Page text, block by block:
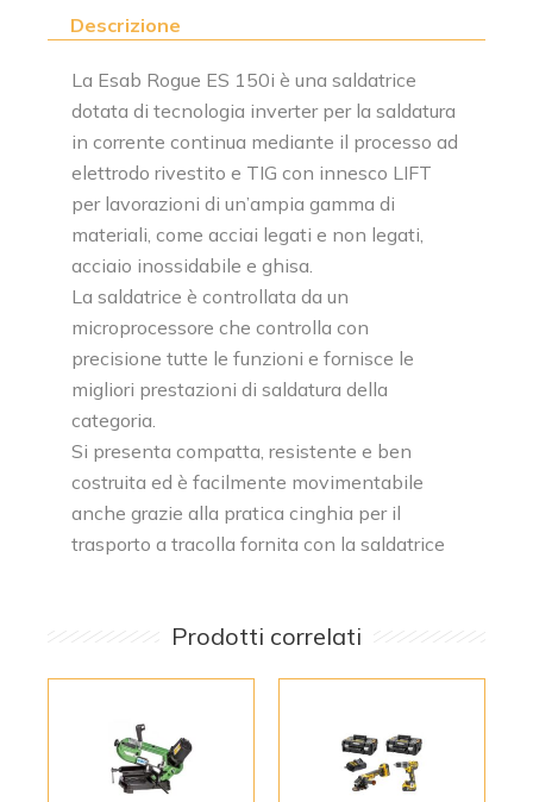
Descrizione
La Esab Rogue ES 150i è una saldatrice
dotata di tecnologia inverter per la saldatura
in corrente continua mediante il processo ad
elettrodo rivestito e TIG con innesco LIFT
per lavorazioni di un’ampia gamma di
materiali, come acciai legati e non legati,
acciaio inossidabile e ghisa.
La saldatrice è controllata da un
microprocessore che controlla con
precisione tutte le funzioni e fornisce le
migliori prestazioni di saldatura della
categoria.
Si presenta compatta, resistente e ben
costruita ed è facilmente movimentabile
anche grazie alla pratica cinghia per il
trasporto a tracolla fornita con la saldatrice
Prodotti correlati